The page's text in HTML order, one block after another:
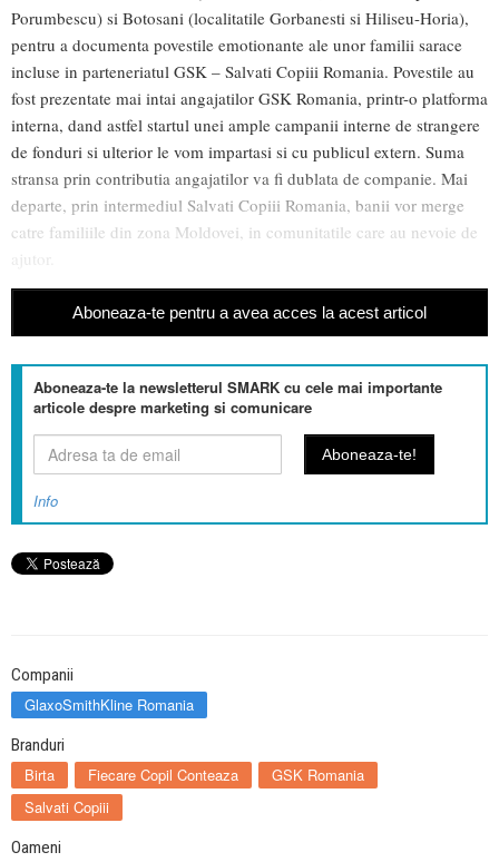
Porumbescu) si Botosani (localitatile Gorbanesti si Hiliseu-Horia),
pentru a documenta povestile emotionante ale unor familii sarace
incluse in parteneriatul GSK – Salvati Copiii Romania. Povestile au
fost prezentate mai intai angajatilor GSK Romania, printr-o platforma
interna, dand astfel startul unei ample campanii interne de strangere
de fonduri si ulterior le vom impartasi si cu publicul extern. Suma
stransa prin contributia angajatilor va fi dublata de companie. Mai
departe, prin intermediul Salvati Copiii Romania, banii vor merge
catre familiile din zona Moldovei, in comunitatile care au nevoie de
ajutor.
Aboneaza-te pentru a avea acces la acest articol
Aboneaza-te la newsletterul SMARK cu cele mai importante
articole despre marketing si comunicare
Info
Companii
GlaxoSmithKline Romania
Branduri
Birta Fiecare Copil Conteaza
GSK Romania
Salvati Copiii
Oameni